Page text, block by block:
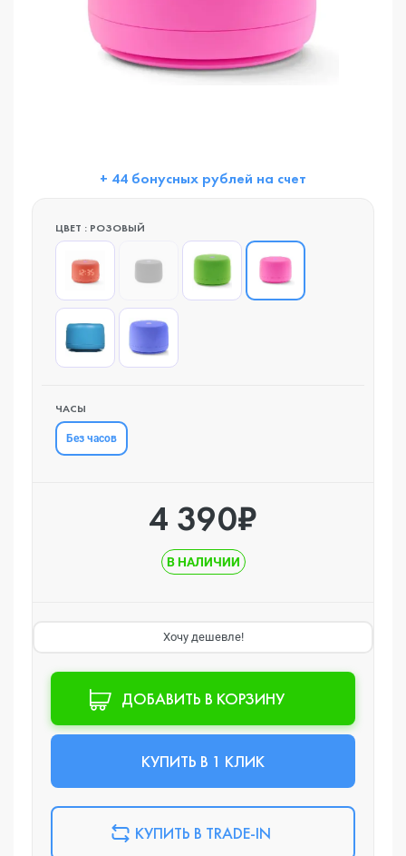
+ 44 бонусных рублей на счет
ЦВЕТ : РОЗОВЫЙ
ЧАСЫ
Без часов
4 390₽
В НАЛИЧИИ
Хочу дешевле!
ДОБАВИТЬ В КОРЗИНУ
КУПИТЬ В 1 КЛИК
КУПИТЬ В TRADE-IN